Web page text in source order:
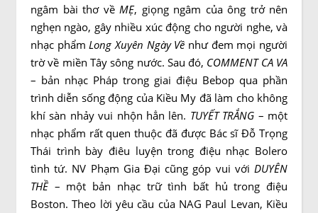
ngâm bài thơ về MẸ, giọng ngâm của ông trở nên
nghẹn ngào, gây nhiều xúc động cho người nghe, và
nhạc phẩmLong Xuyên Ngày Về như đem mọi người
trờ về miền Tây sông nước. Sau đó, COMMENT CA VA
– bản nhạc Pháp trong giai điệu Bebop qua phần
trình diễn sống động của Kiều My đã làm cho không
khí sàn nhảy vui nhộn hẳn lên. TUYẾT TRẮNG – một
nhạc phẩm rất quen thuộc đã được Bác sĩ Đỗ Trọng
Thái trình bày điêu luyện trong điệu nhạc Bolero
tình tứ. NV Phạm Gia Đại cũng góp vui với DUYÊN
THỀ – một bản nhạc trữ tình bất hủ trong điệu
Boston. Theo lời yêu cầu của NAG Paul Levan, Kiều